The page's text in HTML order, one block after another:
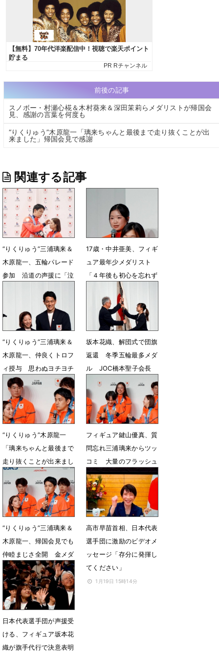
前後の記事
スノボー・村瀬心椛＆木村葵来＆深田茉莉らメダリストが帰国会
見、感謝の言葉を何度も
“りくりゅう”木原龍一「璃来ちゃんと最後まで走り抜くことが出
来ました」帰国会見で感謝
関連する記事
“りくりゅう”三浦璃来＆
木原龍一、五輪パレード
参加 沿道の声援に「泣
4月25日 13時10分
17歳・中井亜美、フィギ
ュア最年少メダリスト
「４年後も初心を忘れず
スケートを楽しんで」
2月26日 08時49分
“りくりゅう”三浦璃来＆
木原龍一、仲良くトロフ
ィ授与 思わぬヨチヨチ
歩きに笑顔全開
2月26日 08時20分
坂本花織、解団式で団旗
返還 冬季五輪最多メダ
ル JOC橋本聖子会長
「大きな誇り」
2月26日 08時15分
“りくりゅう”木原龍一
「璃来ちゃんと最後まで
走り抜くことが出来まし
た」帰国会見で感謝
2月25日 08時11分
フィギュア鍵山優真、質
問忘れ三浦璃来からツッ
コミ 大量のフラッシュ
に目しょぼしょぼ？
2月25日 07時58分
“りくりゅう”三浦璃来＆
木原龍一、帰国会見でも
仲睦まじさ全開 金メダ
ル引っ提げ笑顔で
2月25日 07時57分
高市早苗首相、日本代表
選手団に激励のビデオメ
ッセージ「存分に発揮し
てください」
1月19日 15時14分
日本代表選手団が声援受
ける、フィギュア坂本花
織が旗手代行で決意表明